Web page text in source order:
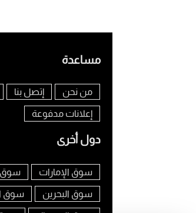
مساعدة
من نحن إتصل بنا
إعلانات مدفوعة
دول أخرى
سوق الإمارات سوق
سوق البحرين سوق